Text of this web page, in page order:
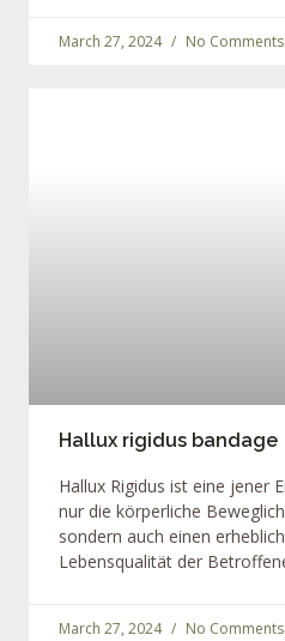
March 27, 2024 No Comments
Hallux rigidus bandage
Hallux Rigidus ist eine jener
nur die körperliche
sondern auch einen
Lebensqualität der
March 27, 2024 No Comments